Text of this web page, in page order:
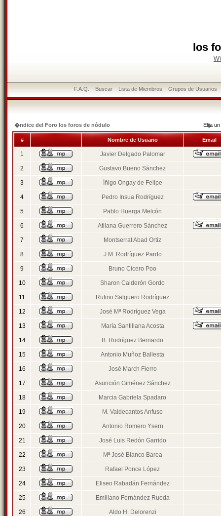
los
F.A.Q. Buscar Lista de Miembros Grupos de Usuarios
�ndice del Foro los foros de nódulo Elija
# Nombre de Usuario Email
1 Javier Delgado Palomar
2 Gustavo Bueno Sánchez
3 Íñigo Ongay de Felipe
4 Pedro Insua Rodríguez
5 Pablo Huerga Melcón
6 Atilana Guerrero Sánchez
7 Montserrat Abad Ortiz
8 J.M. Rodríguez Pardo
9 Bruno Cicero Poo
10 Sharon Calderón Gordo
11 Rufino Salguero Rodríguez
12 José Mª Rodríguez Vega
13 María Santillana Acosta
14 B. Rodríguez Bernardo
15 Antonio Muñoz Ballesta
16 José March Fierro
17 Asunción Giménez Sánchez
18 Marcia Gabriela Spadaro
19 M. Valdecantos Anfuso
20 Antonio Romero Ysern
21 José Luis Redón Garrido
22 Mª José Blanco Barea
23 Rafael Ponce López
24 Eliseo Rabadán Fernández
25 Emiliano Fernández Rueda
26 Aldo H. Delorenzi